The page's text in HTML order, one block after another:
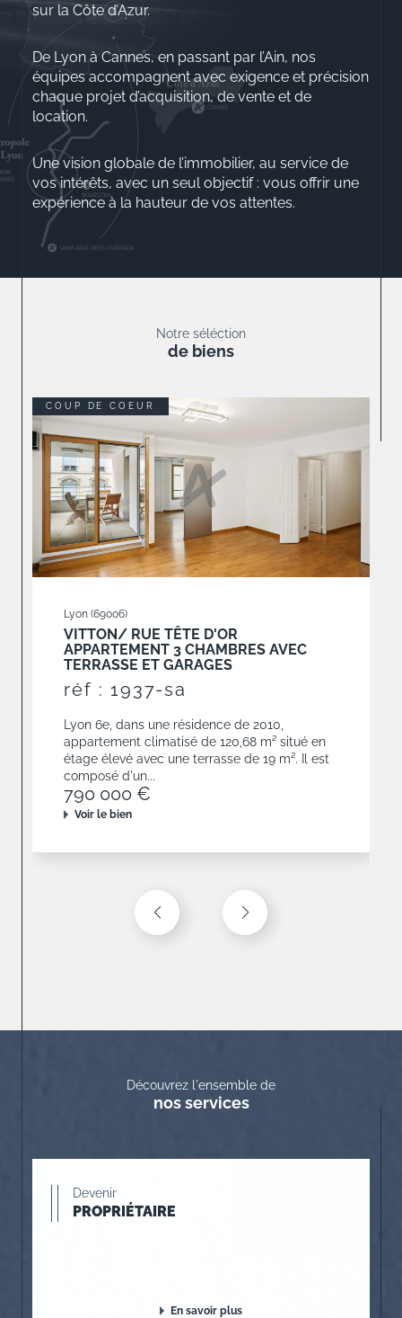
sur la Côte d’Azur.
De Lyon à Cannes, en passant par l’Ain, nos
équipes accompagnent avec exigence et précision
chaque projet d’acquisition, de vente et de
location.
Une vision globale de l’immobilier, au service de
vos intérêts, avec un seul objectif : vous offrir une
expérience à la hauteur de vos attentes.
Notre séléction
de biens
COUP DE COEUR
Lyon (69006)
VITTON/ RUE TÊTE D'OR
APPARTEMENT 3 CHAMBRES AVEC
TERRASSE ET GARAGES
réf : 1937-sa
Lyon 6e, dans une résidence de 2010,
appartement climatisé de 120,68 m² situé en
étage élevé avec une terrasse de 19 m². Il est
composé d'un...
790 000 €
Voir le bien
Découvrez l'ensemble de
nos services
Devenir
PROPRIÉTAIRE
En savoir plus